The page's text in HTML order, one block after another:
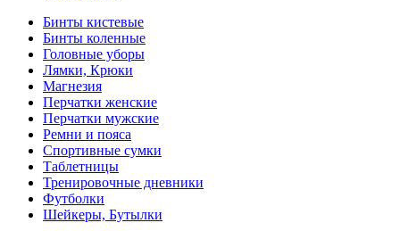
Бинты кистевые
Бинты коленные
Головные уборы
Лямки, Крюки
Магнезия
Перчатки женские
Перчатки мужские
Ремни и пояса
Спортивные сумки
Таблетницы
Тренировочные дневники
Футболки
Шейкеры, Бутылки